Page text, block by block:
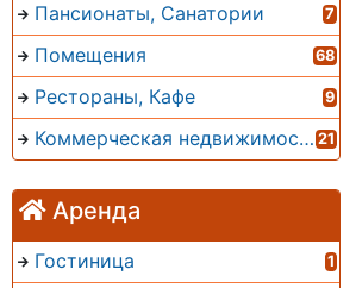
Пансионаты, Санатории 7
Помещения 68
Рестораны, Кафе 9
Коммерческая недвижимость 21
Аренда
Гостиница 1